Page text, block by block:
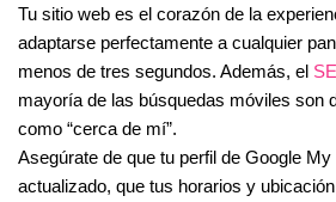
Tu sitio web es el corazón de la
adaptarse perfectamente a cualquier
menos de tres segundos. Además, el
mayoría de las búsquedas móviles son
como “cerca de mí”.
Asegúrate de que tu perfil de Google
actualizado, que tus horarios y